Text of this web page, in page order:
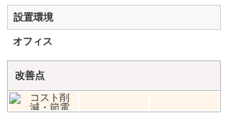
設置環境
オフィス
改善点